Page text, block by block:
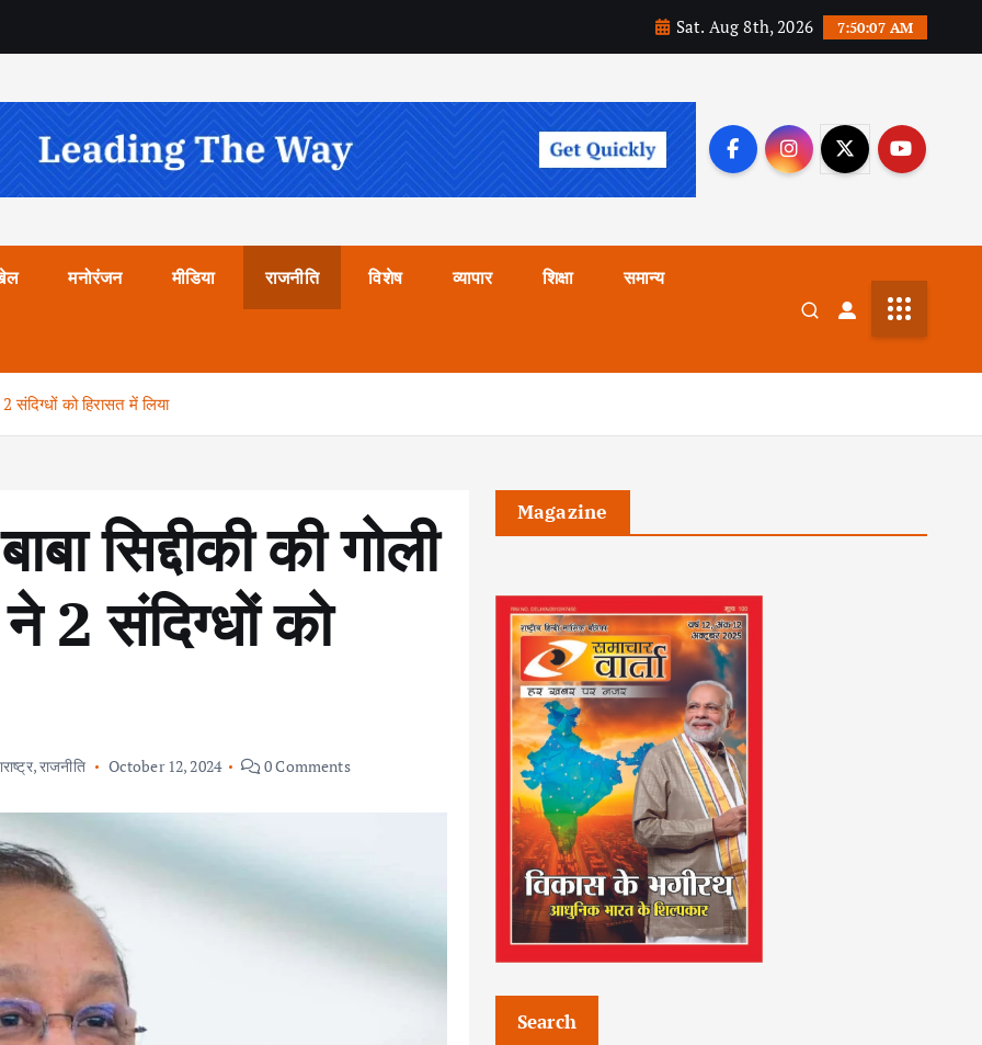
Sat. Aug 8th, 2026 7:50:08 AM
मनोरंजन मीडिया राजनीति विशेष व्यापार शिक्षा समान्य
संदिग्धों को हिरासत में लिया
सिद्दीकी की गोली
2 संदिग्धों को
,राजनीति October 12, 2024 0 Comments
Magazine
Search